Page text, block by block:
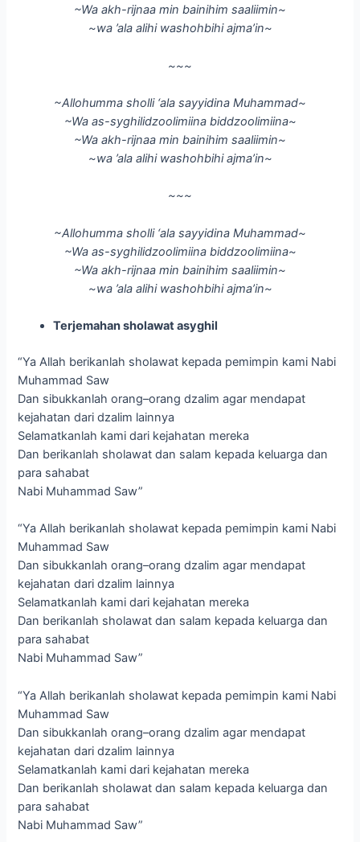
~Wa akh-rijnaa min bainihim saaliimin~
~wa ’ala alihi washohbihi ajma’in~
~~~
~Allohumma sholli ‘ala sayyidina Muhammad~
~Wa as-syghilidzoolimiina biddzoolimiina~
~Wa akh-rijnaa min bainihim saaliimin~
~wa ’ala alihi washohbihi ajma’in~
~~~
~Allohumma sholli ‘ala sayyidina Muhammad~
~Wa as-syghilidzoolimiina biddzoolimiina~
~Wa akh-rijnaa min bainihim saaliimin~
~wa ’ala alihi washohbihi ajma’in~
Terjemahan sholawat asyghil
“Ya Allah berikanlah sholawat kepada pemimpin kami Nabi
Muhammad Saw
Dan sibukkanlah orang–orang dzalim agar mendapat
kejahatan dari dzalim lainnya
Selamatkanlah kami dari kejahatan mereka
Dan berikanlah sholawat dan salam kepada keluarga dan
para sahabat
Nabi Muhammad Saw”
“Ya Allah berikanlah sholawat kepada pemimpin kami Nabi
Muhammad Saw
Dan sibukkanlah orang–orang dzalim agar mendapat
kejahatan dari dzalim lainnya
Selamatkanlah kami dari kejahatan mereka
Dan berikanlah sholawat dan salam kepada keluarga dan
para sahabat
Nabi Muhammad Saw”
“Ya Allah berikanlah sholawat kepada pemimpin kami Nabi
Muhammad Saw
Dan sibukkanlah orang–orang dzalim agar mendapat
kejahatan dari dzalim lainnya
Selamatkanlah kami dari kejahatan mereka
Dan berikanlah sholawat dan salam kepada keluarga dan
para sahabat
Nabi Muhammad Saw”